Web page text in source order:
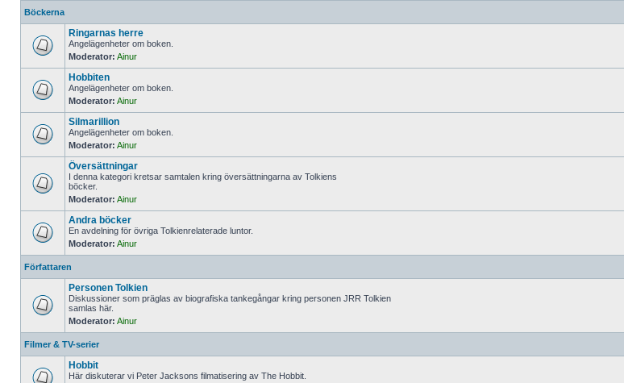
Böckerna
Ringarnas herre
Angelägenheter om boken.
Moderator: Ainur
Hobbiten
Angelägenheter om boken.
Moderator: Ainur
Silmarillion
Angelägenheter om boken.
Moderator: Ainur
Översättningar
I denna kategori kretsar samtalen kring översättningarna av Tolkiens
böcker.
Moderator: Ainur
Andra böcker
En avdelning för övriga Tolkienrelaterade luntor.
Moderator: Ainur
Författaren
Personen Tolkien
Diskussioner som präglas av biografiska tankegångar kring personen JRR Tolkien
samlas här.
Moderator: Ainur
Filmer & TV-serier
Hobbit
Här diskuterar vi Peter Jacksons filmatisering av The Hobbit.